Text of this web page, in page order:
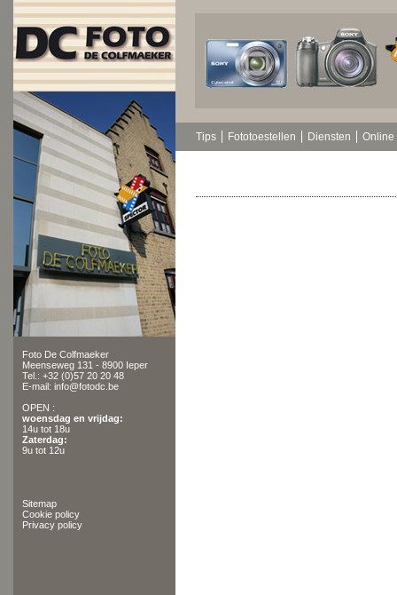
Foto De Colfmaeker
Meenseweg 131 - 8900 Ieper
Tel.: +32 (0)57 20 20 48
E-mail: info@fotodc.be
OPEN :
woensdag en vrijdag:
14u tot 18u
Zaterdag:
9u tot 12u
Sitemap
Cookie policy
Privacy policy
Tips Fototoestellen Diensten Online